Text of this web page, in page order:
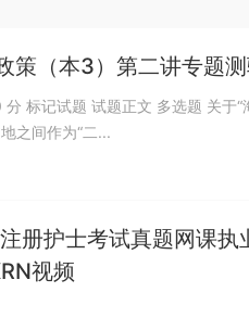
策（本3）第二讲专题
试题 试题正文 多选题 关于“海南自由
之间作为“二...
册护士考试真题网课
视频
4小时前
4小时前
5小时前